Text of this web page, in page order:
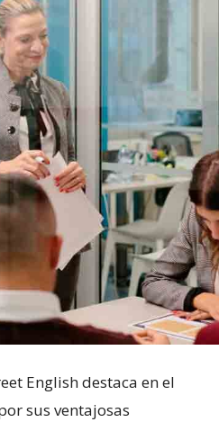
English destaca en el
sus ventajosas